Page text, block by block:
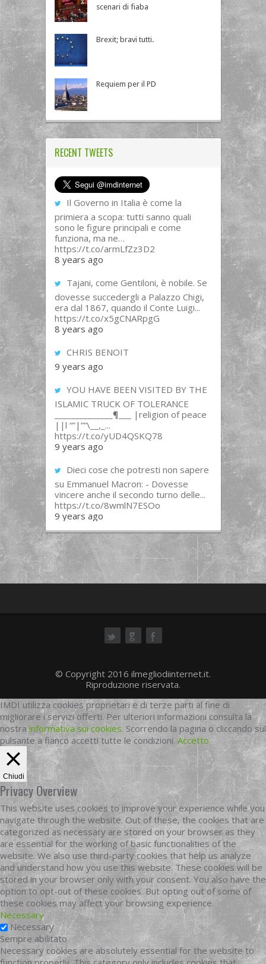
scenari di fiaba
Brexit; bravi tutti.
Requiem per il PD
RECENT TWEETS
Il Governo in Italia è come la
primiera a scopa: tutti sanno quali
sono le figure principali e come
funziona, ma ne…
https://t.co/armLfZz3D2
8 years ago
Tajani, come Gentiloni, è nobile. Se
dovesse succedergli a Palazzo Chigi,
era dal 1867, quando il Conte Luigi...
https://t.co/x5gCNARpgG
8 years ago
CHRIS BENOIT
9 years ago
YOU HAVE BEEN VISITED BY THE
ISLAMIC TRUCK OF TOLERANCE
______________¶___ |religion of peace
||l “”|””\__,_...
https://t.co/yUD4QSKQ78
9 years ago
Dieci cose che potresti non sapere
su Emmanuel Macron: - Dovesse
vincere anche il secondo turno delle...
https://t.co/8wmlN7ESOo
9 years ago
© Copyright 2016 ilmegliodiinternet.it.
Riproduzione riservata.
IMDI utilizza cookies proprietari e di terze parti al fine di
migliorare i servizi offerti. Per ulteriori informazioni consulta la
nostrainformativa sui cookies. Scorrendo la pagina o cliccando sul
pulsante a fianco accetti tutte le condizioni. Accetto
Chiudi
Privacy Overview
This website uses cookies to improve your experience while you
navigate through the website. Out of these, the cookies that are
categorized as necessary are stored on your browser as they
are essential for the working of basic functionalities of the
website. We also use third-party cookies that help us analyze
and understand how you use this website. These cookies will be
stored in your browser only with your consent. You also have the
option to opt-out of these cookies. But opting out of some of
these cookies may affect your browsing experience.
Necessary
Necessary
Sempre abilitato
Necessary cookies are absolutely essential for the website to